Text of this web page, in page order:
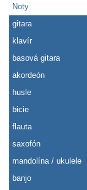
Noty
gitara
klavír
basová gitara
akordeón
husle
bicie
flauta
saxofón
mandolína / ukulele
banjo